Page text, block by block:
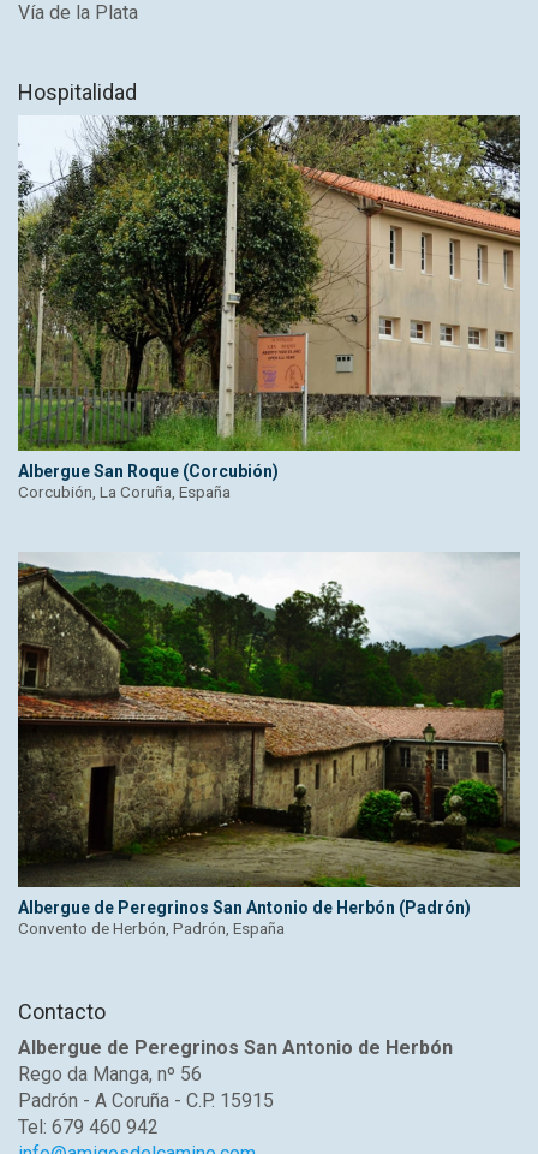
Vía de la Plata
Hospitalidad
Albergue San Roque (Corcubión)
Corcubión, La Coruña, España
Albergue de Peregrinos San Antonio de Herbón (Padrón)
Convento de Herbón, Padrón, España
Contacto
Albergue de Peregrinos San Antonio de Herbón
Rego da Manga, nº 56
Padrón - A Coruña - C.P. 15915
Tel: 679 460 942